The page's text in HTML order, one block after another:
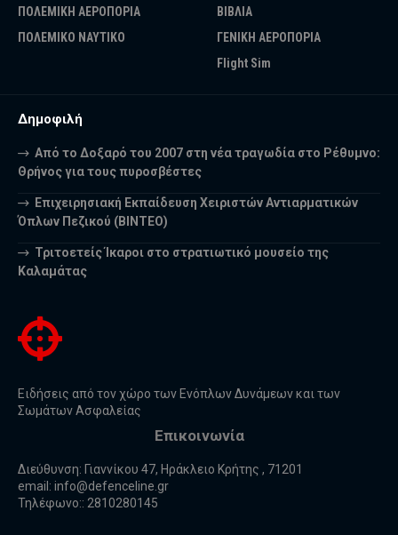
ΠΟΛΕΜΙΚΗ ΑΕΡΟΠΟΡΙΑ
ΠΟΛΕΜΙΚΟ ΝΑΥΤΙΚΟ
ΒΙΒΛΙΑ
ΓΕΝΙΚΗ ΑΕΡΟΠΟΡΙΑ
Flight Sim
Δημοφιλή
Από το Δοξαρό του 2007 στη νέα τραγωδία στο Ρέθυμνο:
Θρήνος για τους πυροσβέστες
Επιχειρησιακή Εκπαίδευση Χειριστών Αντιαρματικών
Όπλων Πεζικού (ΒΙΝΤΕΟ)
Τριτοετείς Ίκαροι στο στρατιωτικό μουσείο της
Καλαμάτας
Ειδήσεις από τον χώρο των Ενόπλων Δυνάμεων και των
Σωμάτων Ασφαλείας
Επικοινωνία
Διεύθυνση: Γιαννίκου 47, Ηράκλειο Κρήτης , 71201
email: info@defenceline.gr
Τηλέφωνο:: 2810280145